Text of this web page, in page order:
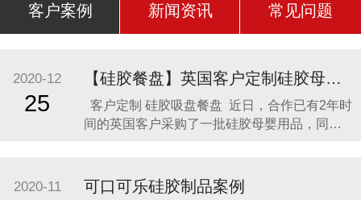
客户案例 新闻资讯 常见问题
2020-12
25
【硅胶餐盘】英国客户定制硅胶母婴用品 硅胶吸盘餐盘
客户定制 硅胶吸盘餐盘 近日，合作已有2年时
间的英国客户采购了一批硅胶母婴用品，同时
价格最合理，服务最贴心，正如两年来多次合
2020-11 可口可乐硅胶制品案例